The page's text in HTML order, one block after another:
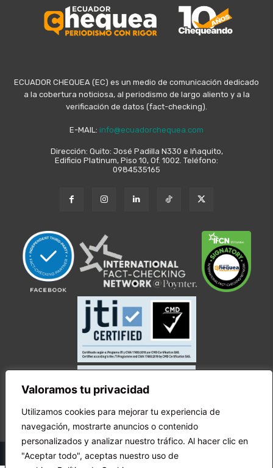
Valoramos tu privacidad
Utilizamos cookies para mejorar tu experiencia de
navegación, mostrarte anuncios o contenido
personalizados y analizar nuestro tráfico. Al hacer clic en
"Aceptar todo", aceptas nuestro uso de
ECUADOR CHEQUEA (EC) es un medio de comunicación dedicado
a la cobertura noticiosa, al periodismo de largo aliento y a la
verificación de datos (fact-checking).
E-MAIL: info@ecuadorchequea.com
Dirección: Quito: José Padilla N330 e Iñaquito,
Edificio Platinum, Piso 10, Of. 1002. Teléfono:
0984535165
© Copyright Ecuador Chequea 2025.